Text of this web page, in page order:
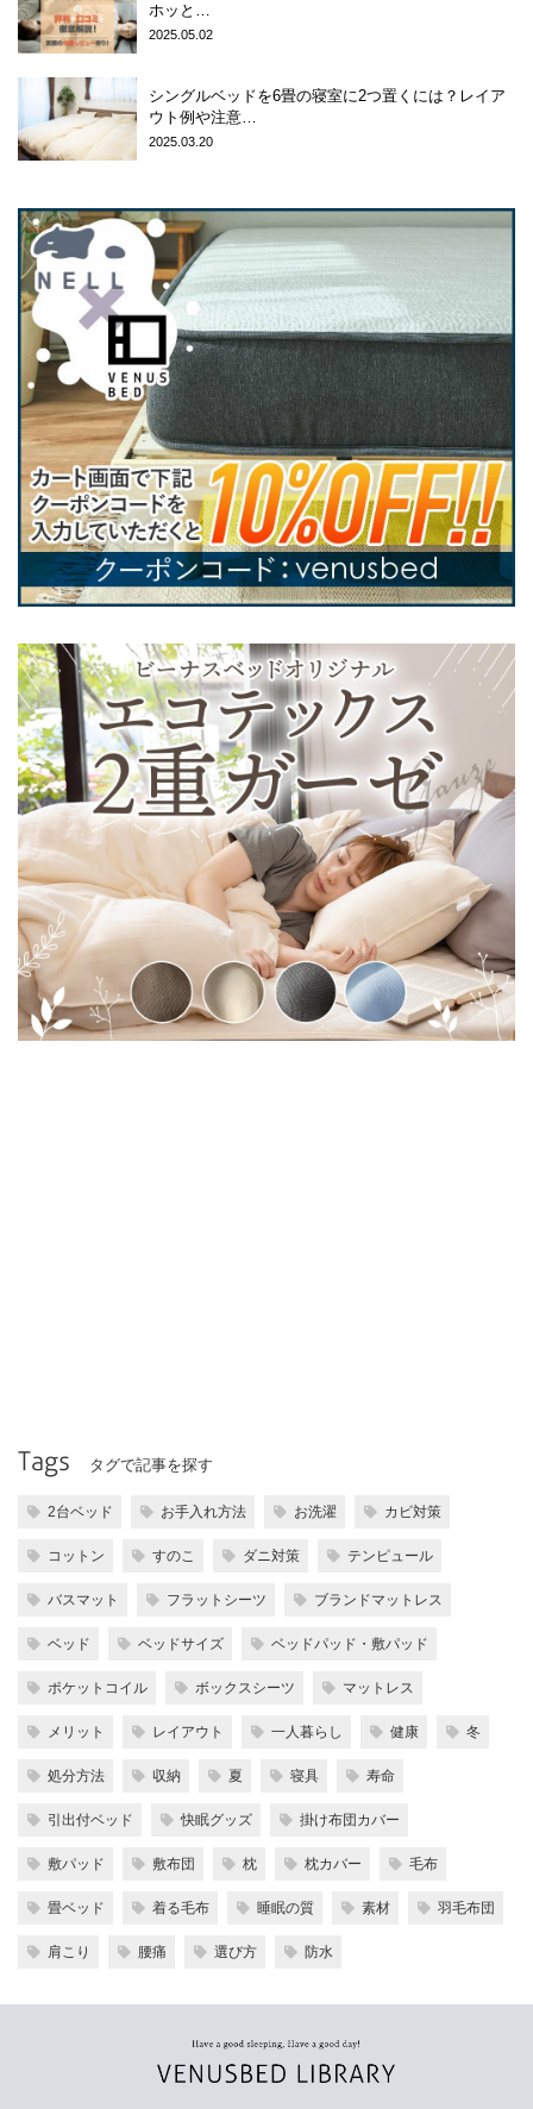
ホッと…
2025.05.02
シングルベッドを6畳の寝室に2つ置くには？レイア
ウト例や注意…
2025.03.20
Tags タグで記事を探す
2台ベッド お手入れ方法 お洗濯 カビ対策
コットン すのこ ダニ対策 テンピュール
バスマット フラットシーツ ブランドマットレス
ベッド ベッドサイズ ベッドパッド・敷パッド
ポケットコイル ボックスシーツ マットレス
メリット レイアウト 一人暮らし 健康 冬
処分方法 収納 夏 寝具 寿命
引出付ベッド 快眠グッズ 掛け布団カバー
敷パッド 敷布団 枕 枕カバー 毛布
畳ベッド 着る毛布 睡眠の質 素材 羽毛布団
肩こり 腰痛 選び方 防水